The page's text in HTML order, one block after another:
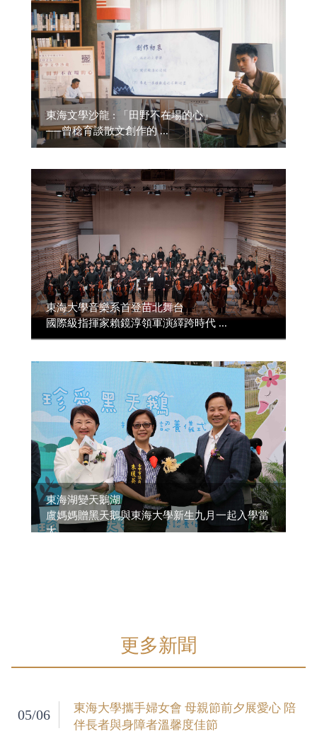
東海文學沙龍 : 「田野不在場的心」
──曾稔育談散文創作的 ...
東海大學音樂系首登苗北舞台
國際級指揮家賴鏡淳領軍演繹跨時代 ...
東海湖變天鵝湖
盧媽媽贈黑天鵝與東海大學新生九月一起入學當
大 ...
更多新聞
05/06
東海大學攜手婦女會 母親節前夕展愛心 陪
伴長者與身障者溫馨度佳節